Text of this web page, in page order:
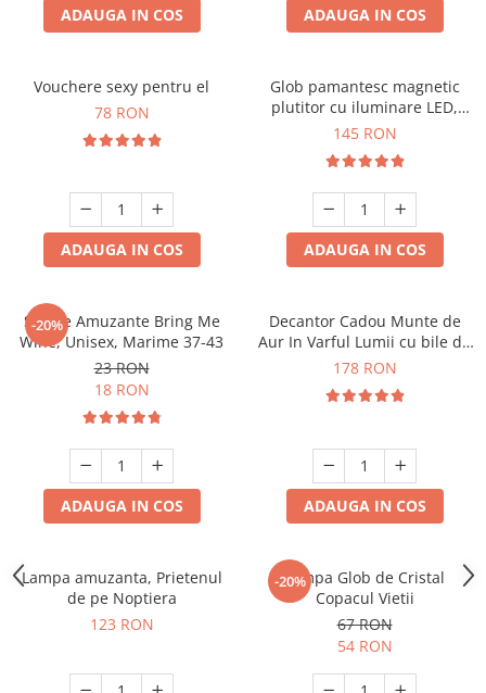
ADAUGA IN COS ADAUGA IN COS
Vouchere sexy pentru el
78 RON
ADAUGA IN COS
Glob pamantesc magnetic
plutitor cu iluminare LED,
Forma C
145 RON
ADAUGA IN COS
-20%
Sosete Amuzante Bring Me
Wine, Unisex, Marime 37-43
23 RON
18 RON
ADAUGA IN COS
Decantor Cadou Munte de
Aur In Varful Lumii cu bile de
curatare
178 RON
ADAUGA IN COS
Lampa amuzanta, Prietenul
de pe Noptiera
123 RON
-20%
Lampa Glob de Cristal
Copacul Vietii
67 RON
54 RON